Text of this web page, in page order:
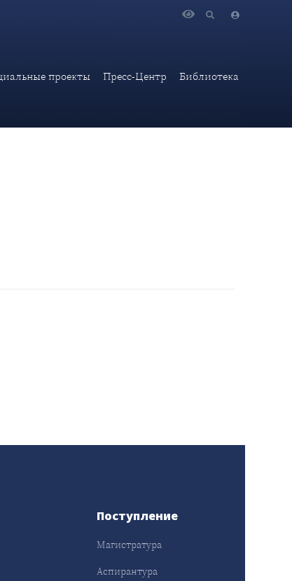
проекты Пресс-Центр Библиотека
Поступление
Магистратура
Аспирантура